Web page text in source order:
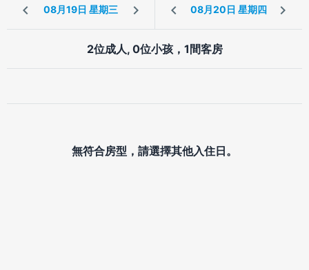
2位成人, 0位小孩，1間客房
無符合房型，請選擇其他入住日。